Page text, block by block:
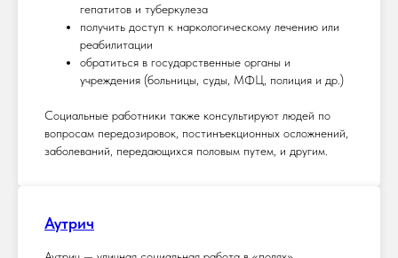
гепатитов и туберкулеза
получить доступ к наркологическому лечению или
реабилитации
обратиться в государственные органы и
учреждения (больницы, суды, МФЦ, полиция и др.)
Социальные работники также консультируют людей по
вопросам передозировок, постинъекционных осложнений,
заболеваний, передающихся половым путем, и другим.
Аутрич